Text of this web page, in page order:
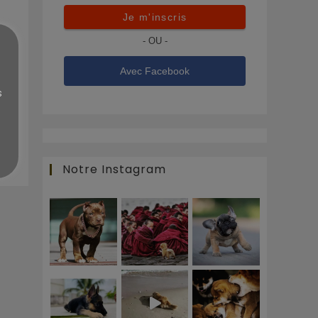
Je m'inscris
- OU -
Avec Facebook
Notre Instagram